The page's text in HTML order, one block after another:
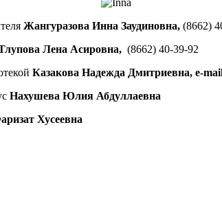
Жангуразова Инна Заудиновна, (8662)
Лена Асировна, (8662) 40-39-92
Казакова Надежда Дмитриевна, e-
Нахушева Юлия Абдуллаевна
Хусеевна